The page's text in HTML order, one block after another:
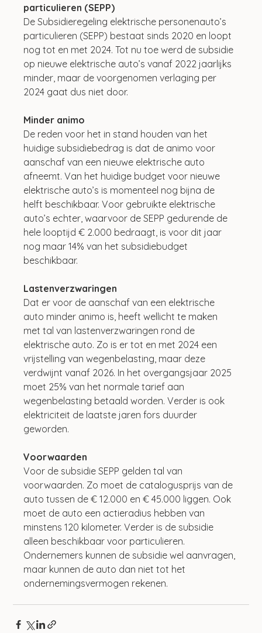
particulieren (SEPP)
De Subsidieregeling elektrische personenauto’s
particulieren (SEPP) bestaat sinds 2020 en loopt
nog tot en met 2024. Tot nu toe werd de subsidie
op nieuwe elektrische auto’s vanaf 2022 jaarlijks
minder, maar de voorgenomen verlaging per
2024 gaat dus niet door.
Minder animo
De reden voor het in stand houden van het
huidige subsidiebedrag is dat de animo voor
aanschaf van een nieuwe elektrische auto
afneemt. Van het huidige budget voor nieuwe
elektrische auto’s is momenteel nog bijna de
helft beschikbaar. Voor gebruikte elektrische
auto’s echter, waarvoor de SEPP gedurende de
hele looptijd € 2.000 bedraagt, is voor dit jaar
nog maar 14% van het subsidiebudget
beschikbaar.
Lastenverzwaringen
Dat er voor de aanschaf van een elektrische
auto minder animo is, heeft wellicht te maken
met tal van lastenverzwaringen rond de
elektrische auto. Zo is er tot en met 2024 een
vrijstelling van wegenbelasting, maar deze
verdwijnt vanaf 2026. In het overgangsjaar 2025
moet 25% van het normale tarief aan
wegenbelasting betaald worden. Verder is ook
elektriciteit de laatste jaren fors duurder
geworden.
Voorwaarden
Voor de subsidie SEPP gelden tal van
voorwaarden. Zo moet de catalogusprijs van de
auto tussen de € 12.000 en € 45.000 liggen. Ook
moet de auto een actieradius hebben van
minstens 120 kilometer. Verder is de subsidie
alleen beschikbaar voor particulieren.
Ondernemers kunnen de subsidie wel aanvragen,
maar kunnen de auto dan niet tot het
ondernemingsvermogen rekenen.